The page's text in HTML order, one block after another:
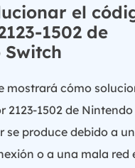
el
1502 de
Switch
mostrará cómo
2123-1502 de Nintendo
se produce debido a
o a una mala red